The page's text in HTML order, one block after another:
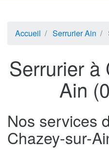
Accueil Serrurier Ain
Serrurier à
Ain
Nos services
Chazey-sur-